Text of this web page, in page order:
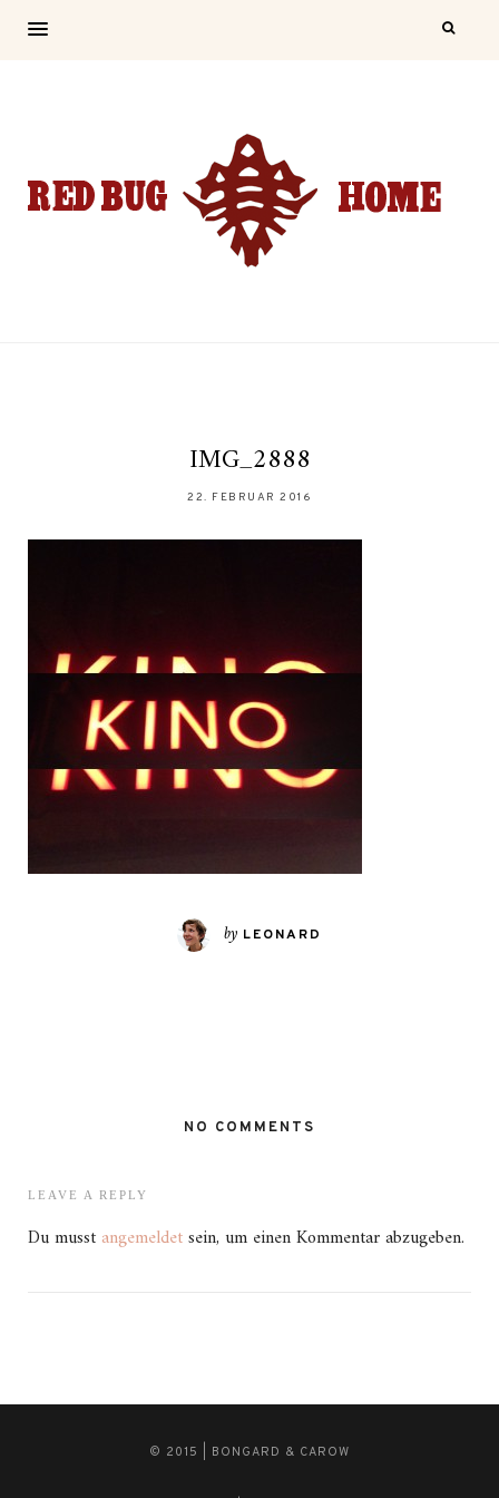
IMG_2888
22. FEBRUAR 2016
by LEONARD
NO COMMENTS
LEAVE A REPLY
Du musst angemeldetsein, um einen Kommentar abzugeben.
© 2015 | BONGARD & CAROW